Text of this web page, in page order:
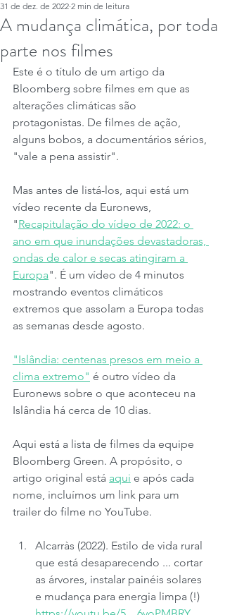
A mudança climática, por toda
parte nos filmes
31 de dez. de 2022 2 min de leitura
Este é o título de um artigo da
Bloomberg sobre filmes em que as
alterações climáticas são
protagonistas. De filmes de ação,
alguns bobos, a documentários sérios,
"vale a pena assistir".
Mas antes de listá-los, aqui está um
vídeo recente da Euronews,
"Recapitulação do vídeo de 2022: o
ano em que inundações devastadoras,
ondas de calor e secas atingiram a
Europa". É um vídeo de 4 minutos
mostrando eventos climáticos
extremos que assolam a Europa todas
as semanas desde agosto.
"Islândia: centenas presos em meio a
clima extremo" é outro vídeo da
Euronews sobre o que aconteceu na
Islândia há cerca de 10 dias.
Aqui está a lista de filmes da equipe
Bloomberg Green. A propósito, o
artigo original está aqui e após cada
nome, incluímos um link para um
trailer do filme no YouTube.
Alcarràs (2022). Estilo de vida rural
que está desaparecendo ... cortar
as árvores, instalar painéis solares
e mudança para energia limpa (!)